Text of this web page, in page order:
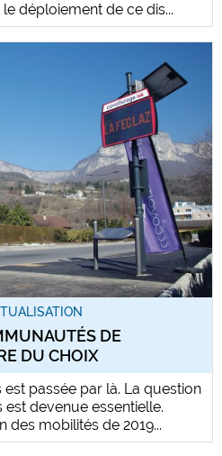
déploiement de ce dis...
DE
DU CHOIX
passée par là. La question
devenue essentielle.
des mobilités de 2019...